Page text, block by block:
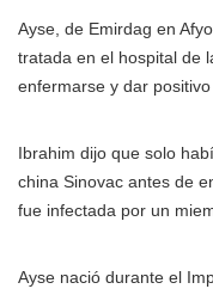
Ayse, de Emirdag en
tratada en el hospital de
enfermarse y dar
Ibrahim dijo que solo
china Sinovac antes de
fue infectada por un
Ayse nació durante el